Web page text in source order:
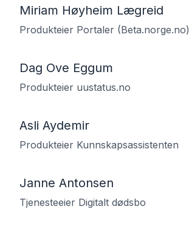
Miriam Høyheim Lægreid
Produkteier Portaler (Beta.norge.no)
Dag Ove Eggum
Produkteier uustatus.no
Asli Aydemir
Produkteier Kunnskapsassistenten
Janne Antonsen
Tjenesteeier Digitalt dødsbo